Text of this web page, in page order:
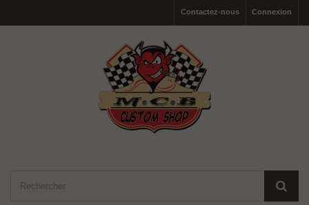
Connexion
Contactez-nous